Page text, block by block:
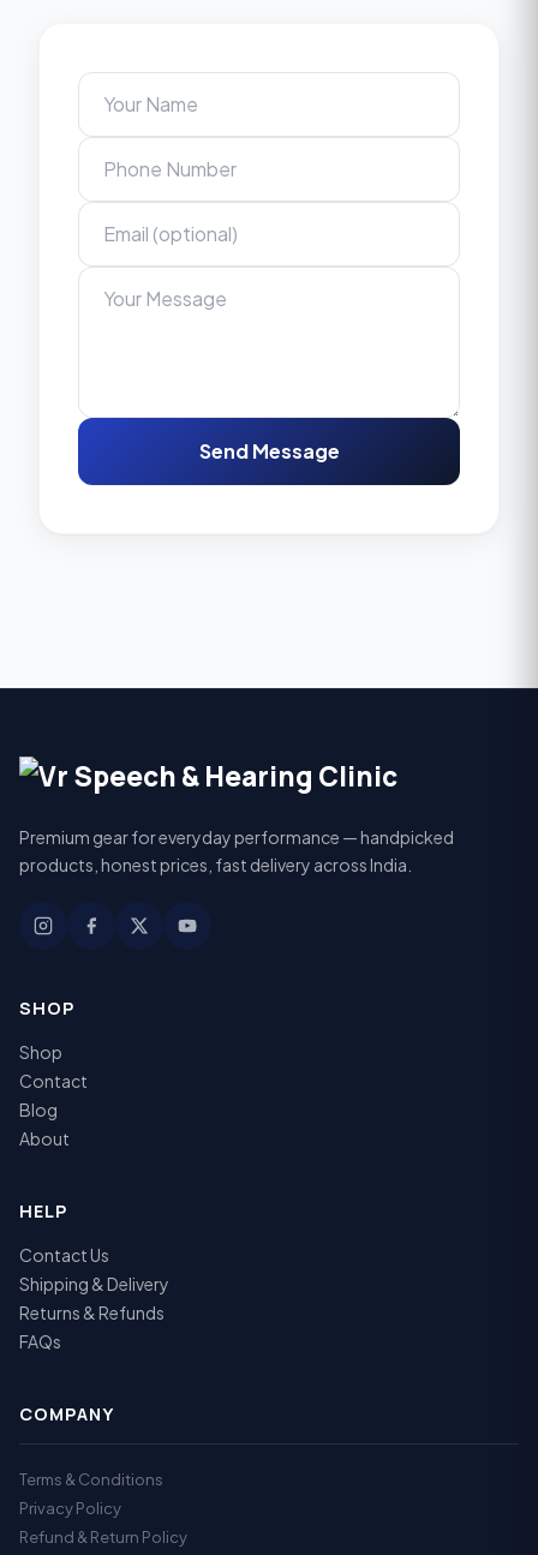
Send Message
Premium gear for everyday performance — handpicked
products, honest prices, fast delivery across India.
SHOP
Shop
Contact
Blog
About
HELP
Contact Us
Shipping & Delivery
Returns & Refunds
FAQs
COMPANY
Terms & Conditions
Privacy Policy
Refund & Return Policy